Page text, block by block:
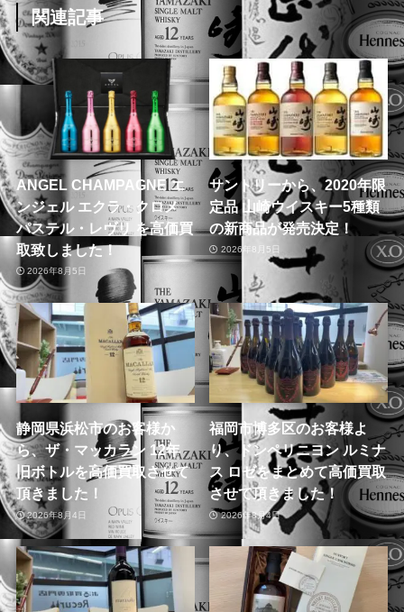
関連記事
ANGEL CHAMPAGNE エ
ンジェル エクラ・クロメ
パステル・レヴリ を高価買
取致しました！
2026年8月5日
サントリーから、2020年限
定品 山崎ウイスキー5種類
の新商品が発売決定！
2026年8月5日
静岡県浜松市のお客様か
ら、ザ・マッカラン 12年
旧ボトルを高価買取させて
頂きました！
2026年8月4日
福岡市博多区のお客様よ
り、ドンペリニヨン ルミナ
ス ロゼをまとめて高価買取
させて頂きました！
2026年8月4日